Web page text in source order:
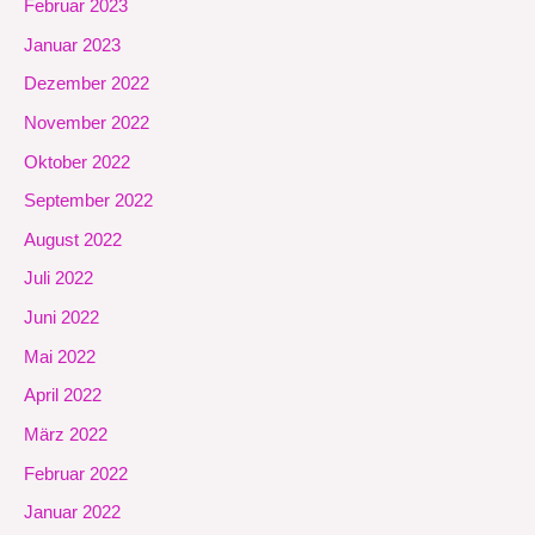
Februar 2023
Januar 2023
Dezember 2022
November 2022
Oktober 2022
September 2022
August 2022
Juli 2022
Juni 2022
Mai 2022
April 2022
März 2022
Februar 2022
Januar 2022